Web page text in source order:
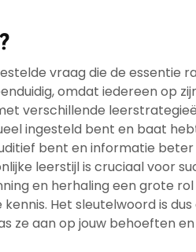
vraag die de essentie
omdat iedereen op
verschillende
ingesteld bent en baat
bent en informatie
leerstijl is cruciaal voor
en herhaling een grote
Het sleutelwoord is
ze aan op jouw behoeften